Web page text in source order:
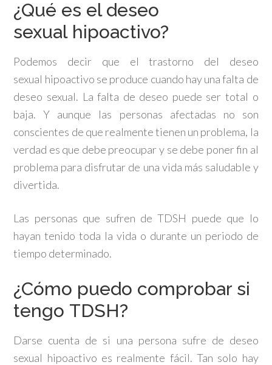
¿Qué es el deseo
sexual hipoactivo?
Podemos decir que el trastorno del deseo
sexual hipoactivo se produce cuando hay una falta de
deseo sexual. La falta de deseo puede ser total o
baja. Y aunque las personas afectadas no son
conscientes de que realmente tienen un problema, la
verdad es que debe preocupar y se debe poner fin al
problema para disfrutar de una vida más saludable y
divertida.
Las personas que sufren de TDSH puede que lo
hayan tenido toda la vida o durante un periodo de
tiempo determinado.
¿Cómo puedo comprobar si
tengo TDSH?
Darse cuenta de si una persona sufre de deseo
sexual hipoactivo es realmente fácil. Tan solo hay